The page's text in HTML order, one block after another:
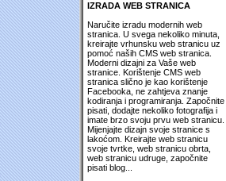
IZRADA WEB STRANICA
Naručite izradu modernih web
stranica. U svega nekoliko minuta,
kreirajte vrhunsku web stranicu uz
pomoć naših CMS web stranica.
Moderni dizajni za Vaše web
stranice. Korištenje CMS web
stranica slično je kao korištenje
Facebooka, ne zahtjeva znanje
kodiranja i programiranja. Započnite
pisati, dodajte nekoliko fotografija i
imate brzo svoju prvu web stranicu.
Mijenjajte dizajn svoje stranice s
lakoćom. Kreirajte web stranicu
svoje tvrtke, web stranicu obrta,
web stranicu udruge, započnite
pisati blog...